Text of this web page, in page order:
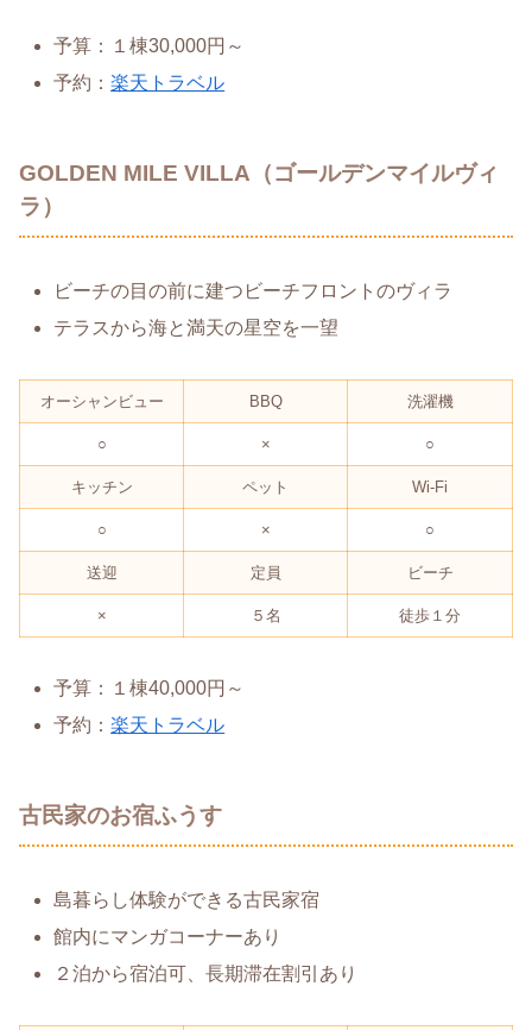
予算：１棟30,000円～
予約：楽天トラベル
GOLDEN MILE VILLA（ゴールデンマイルヴィ
ラ）
ビーチの目の前に建つビーチフロントのヴィラ
テラスから海と満天の星空を一望
オーシャンビュー BBQ 洗濯機
○ × ○
キッチン ペット Wi-Fi
○ × ○
送迎 定員 ビーチ
× ５名 徒歩１分
予算：１棟40,000円～
予約：楽天トラベル
古民家のお宿ふうす
島暮らし体験ができる古民家宿
館内にマンガコーナーあり
２泊から宿泊可、長期滞在割引あり